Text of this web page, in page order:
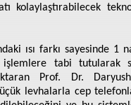
kolaylaştırabilecek
ısı farkı sayesinde 1
işlemlere tabi tutularak
Prof. Dr.
levhalarla cep